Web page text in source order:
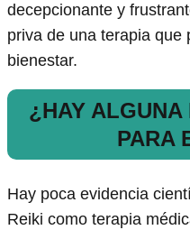
decepcionante y
priva de una terapia que
bienestar.
¿HAY
PARA
Hay poca evidencia
Reiki como terapia